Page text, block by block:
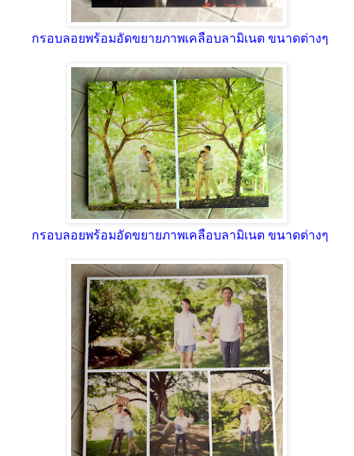
กรอบลอยพร้อมอัดขยายภาพเคลือบลามิเนต ขนาดต่างๆ
กรอบลอยพร้อมอัดขยายภาพเคลือบลามิเนต ขนาดต่างๆ